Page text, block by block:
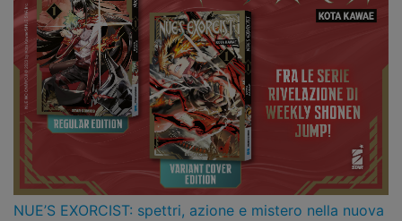
NUE’S EXORCIST: spettri, azione e mistero nella nuova